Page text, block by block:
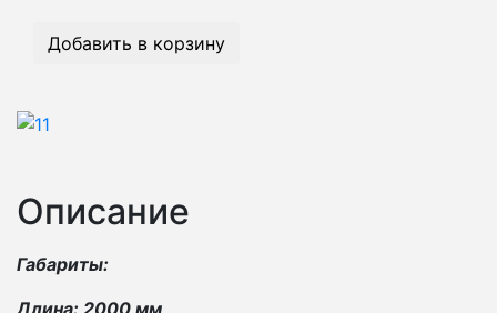
Добавить в корзину
Описание
Габариты:
Длина: 2000 мм